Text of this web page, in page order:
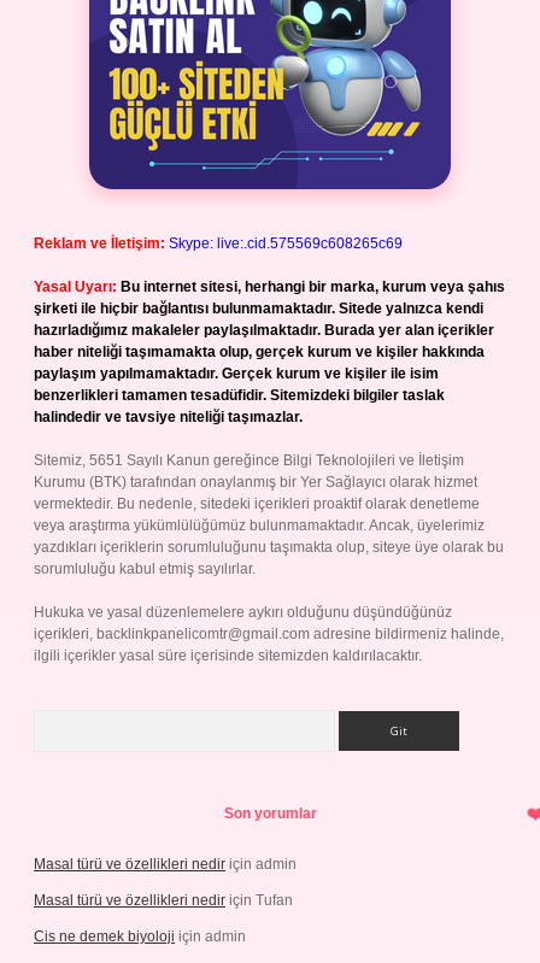
Reklam ve İletişim: Skype: live:.cid.575569c608265c69
Yasal Uyarı: Bu internet sitesi, herhangi bir marka, kurum veya şahıs
şirketi ile hiçbir bağlantısı bulunmamaktadır. Sitede yalnızca kendi
hazırladığımız makaleler paylaşılmaktadır. Burada yer alan içerikler
haber niteliği taşımamakta olup, gerçek kurum ve kişiler hakkında
paylaşım yapılmamaktadır. Gerçek kurum ve kişiler ile isim
benzerlikleri tamamen tesadüfidir. Sitemizdeki bilgiler taslak
halindedir ve tavsiye niteliği taşımazlar.
Sitemiz, 5651 Sayılı Kanun gereğince Bilgi Teknolojileri ve İletişim
Kurumu (BTK) tarafından onaylanmış bir Yer Sağlayıcı olarak hizmet
vermektedir. Bu nedenle, sitedeki içerikleri proaktif olarak denetleme
veya araştırma yükümlülüğümüz bulunmamaktadır. Ancak, üyelerimiz
yazdıkları içeriklerin sorumluluğunu taşımakta olup, siteye üye olarak bu
sorumluluğu kabul etmiş sayılırlar.
Hukuka ve yasal düzenlemelere aykırı olduğunu düşündüğünüz
içerikleri, backlinkpanelicomtr@gmail.com adresine bildirmeniz halinde,
ilgili içerikler yasal süre içerisinde sitemizden kaldırılacaktır.
Son yorumlar
Masal türü ve özellikleri nedir için admin
Masal türü ve özellikleri nedir için Tufan
Cis ne demek biyoloji için admin